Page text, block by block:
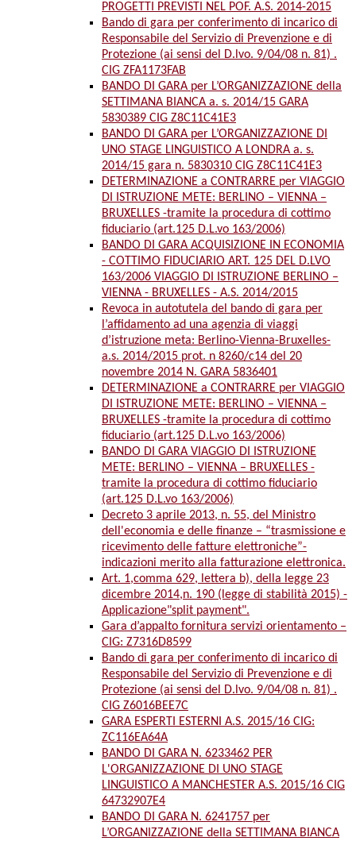
PROGETTI PREVISTI NEL POF. A.S. 2014-2015
Bando di gara per conferimento di incarico di
Responsabile del Servizio di Prevenzione e di
Protezione (ai sensi del D.lvo. 9/04/08 n. 81) .
CIG ZFA1173FAB
BANDO DI GARA per L’ORGANIZZAZIONE della
SETTIMANA BIANCA a. s. 2014/15 GARA
5830389 CIG Z8C11C41E3
BANDO DI GARA per L’ORGANIZZAZIONE DI
UNO STAGE LINGUISTICO A LONDRA a. s.
2014/15 gara n. 5830310 CIG Z8C11C41E3
DETERMINAZIONE a CONTRARRE per VIAGGIO
DI ISTRUZIONE METE: BERLINO – VIENNA –
BRUXELLES -tramite la procedura di cottimo
fiduciario (art.125 D.L.vo 163/2006)
BANDO DI GARA ACQUISIZIONE IN ECONOMIA
- COTTIMO FIDUCIARIO ART. 125 DEL D.LVO
163/2006 VIAGGIO DI ISTRUZIONE BERLINO –
VIENNA - BRUXELLES - A.S. 2014/2015
Revoca in autotutela del bando di gara per
l’affidamento ad una agenzia di viaggi
d’istruzione meta: Berlino-Vienna-Bruxelles-
a.s. 2014/2015 prot. n 8260/c14 del 20
novembre 2014 N. GARA 5836401
DETERMINAZIONE a CONTRARRE per VIAGGIO
DI ISTRUZIONE METE: BERLINO – VIENNA –
BRUXELLES -tramite la procedura di cottimo
fiduciario (art.125 D.L.vo 163/2006)
BANDO DI GARA VIAGGIO DI ISTRUZIONE
METE: BERLINO – VIENNA – BRUXELLES -
tramite la procedura di cottimo fiduciario
(art.125 D.L.vo 163/2006)
Decreto 3 aprile 2013, n. 55, del Ministro
dell'economia e delle finanze – “trasmissione e
ricevimento delle fatture elettroniche”-
indicazioni merito alla fatturazione elettronica.
Art. 1,comma 629, lettera b), della legge 23
dicembre 2014,n. 190 (legge di stabilità 2015) -
Applicazione"split payment".
Gara d’appalto fornitura servizi orientamento –
CIG: Z7316D8599
Bando di gara per conferimento di incarico di
Responsabile del Servizio di Prevenzione e di
Protezione (ai sensi del D.lvo. 9/04/08 n. 81) .
CIG Z6016BEE7C
GARA ESPERTI ESTERNI A.S. 2015/16 CIG:
ZC116EA64A
BANDO DI GARA N. 6233462 PER
L'ORGANIZZAZIONE DI UNO STAGE
LINGUISTICO A MANCHESTER A.S. 2015/16 CIG
64732907E4
BANDO DI GARA N. 6241757 per
L’ORGANIZZAZIONE della SETTIMANA BIANCA